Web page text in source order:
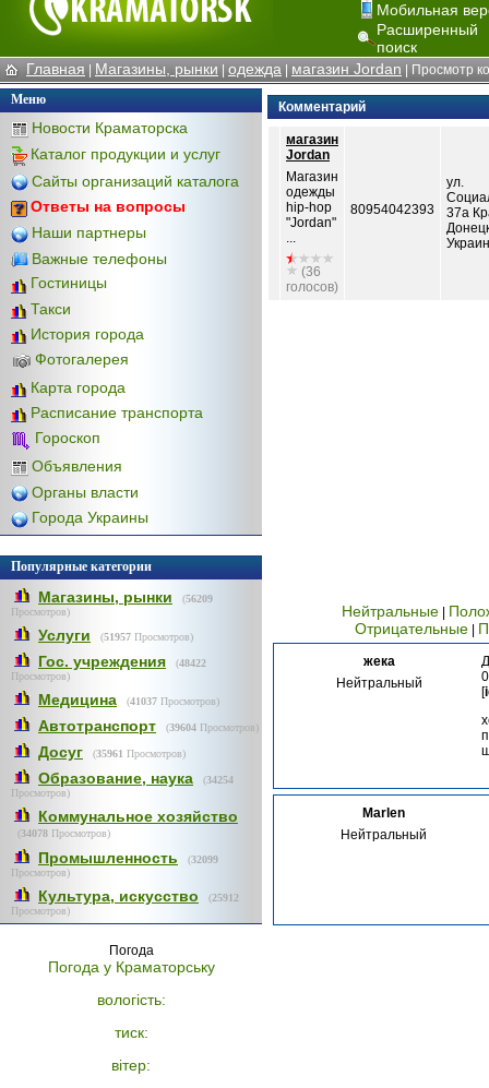
Мобильная
Расширенный
поиск
Главная | Магазины, рынки | одежда | магазин Jordan | Просмотр
Меню
Новости Краматорска
Каталог продукции и услуг
Сайты организаций каталога
Ответы на вопросы
Наши партнеры
Важные телефоны
Гостиницы
Такси
История города
Фотогалерея
Карта города
Расписание транспорта
Гороскоп
Объявления
Органы власти
Города Украины
Популярные категории
Магазины, рынки (56209
Просмотров)
Услуги (51957 Просмотров)
Гос. учреждения (48422
Просмотров)
Медицина (41037 Просмотров)
Автотранспорт (39604 Просмотров)
Досуг (35961 Просмотров)
Образование, наука (34254
Просмотров)
Коммунальное хозяйство
(34078 Просмотров)
Промышленность (32099
Просмотров)
Культура, искусство (25912
Просмотров)
Погода
Погода у Краматорську
вологість:
тиск:
вітер:
Комментарий
магазин
Jordan
Магазин
одежды
hip-hop
"Jordan"
...
(36
голосов)
80954042393
ул.
37а
Нейтральные
Отрицательные
жека
Нейтральный
[
Marlen
Нейтральный